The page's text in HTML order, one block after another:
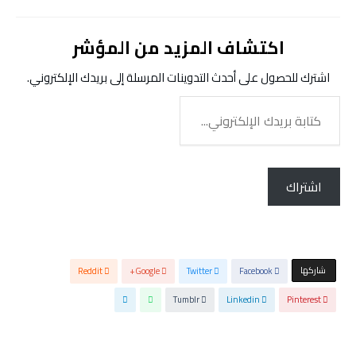
اكتشاف المزيد من المؤشر
اشترك للحصول على أحدث التدوينات المرسلة إلى بريدك الإلكتروني.
بريدك
الإلكتروني...
اشتراك
‫‫ شاركها‬ Facebook
Twitter
Google+
Reddit
Pinterest
Linkedin
Tumblr